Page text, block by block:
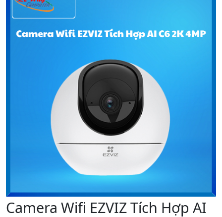
Camera Wifi EZVIZ Tích Hợp AI